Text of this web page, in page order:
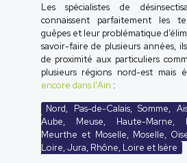
Les spécialistes de
connaissent parfaitement les
guêpes et leur problématique
savoir-faire de plusieurs années,
de proximité aux particuliers
plusieurs régions nord-est mais
encore dans l'Ain :
Nord, Pas-de-Calais, Somme,
Aube, Meuse, Haute-Marne,
Meurthe et Moselle, Moselle,
Loire, Jura, Rhône, Loire et Isère